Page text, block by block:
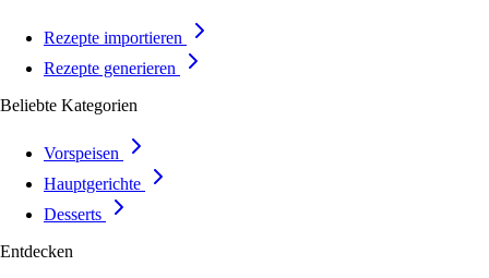
Rezepte importieren
Rezepte generieren
Beliebte Kategorien
Vorspeisen
Hauptgerichte
Desserts
Entdecken